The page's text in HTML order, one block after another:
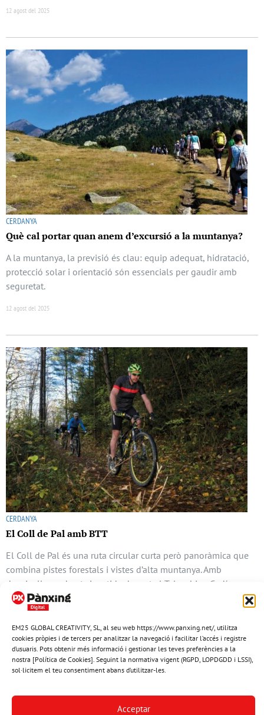
EM25 GLOBAL CREATIVITY, SL, al seu web https://www.panxing.net/, utilitza
cookies pròpies i de tercers per analitzar la navegació i facilitar l’accés i registre
d’usuaris. Pots obtenir més informació i gestionar les teves preferències a la
nostra [Política de Cookies]. Seguint la normativa vigent (RGPD, LOPDGDD i LSSI),
sol·licitem el teu consentiment abans d’utilitzar-les.
Acceptar
12 agost del 2025
CERDANYA
Què cal portar quan anem d’excursió a la muntanya?
A la muntanya, la previsió és clau: equip adequat, hidratació,
protecció solar i orientació són essencials per gaudir amb
seguretat.
12 agost del 2025
CERDANYA
El Coll de Pal amb BTT
El Coll de Pal és una ruta circular curta però panoràmica que
combina pistes forestals i vistes d’alta muntanya. Amb
desnivells moderats i sortida davant el Telecabina Cadí-
Moixeró, forma part del pro …